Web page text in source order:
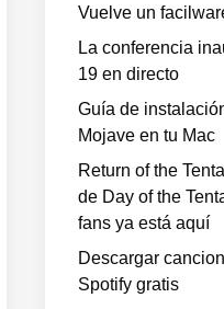
Vuelve un
La conferencia
19 en directo
Guía de
Mojave en tu Mac
Return of the
de Day of the
fans ya está aquí
Descargar
Spotify gratis